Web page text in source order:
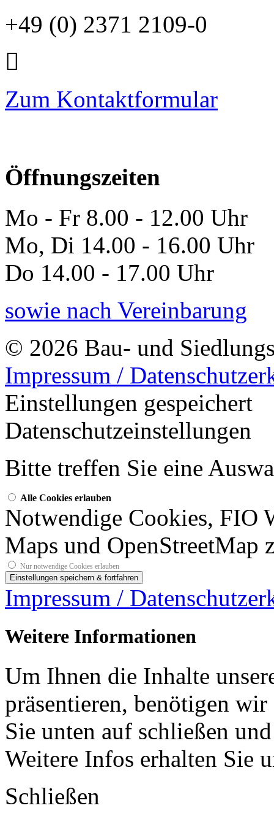
+49 (0) 2371 2109-0
Zum Kontaktformular
Öffnungszeiten
Mo - Fr 8.00 - 12.00 Uhr
Mo, Di 14.00 - 16.00 Uhr
Do 14.00 - 17.00 Uhr
sowie nach Vereinbarung
© 2026 Bau- und
Impressum /
Einstellungen gespeichert
Datenschutzeinstellungen
Bitte treffen Sie eine
Alle Cookies erlauben
Notwendige Cookies, FIO
Maps und OpenStreetMap
Nur notwendige Cookies erlauben
Impressum /
Weitere Informationen
Um Ihnen die Inhalte
präsentieren, benötigen
Sie unten auf schließen
Weitere Infos erhalten Sie
Schließen